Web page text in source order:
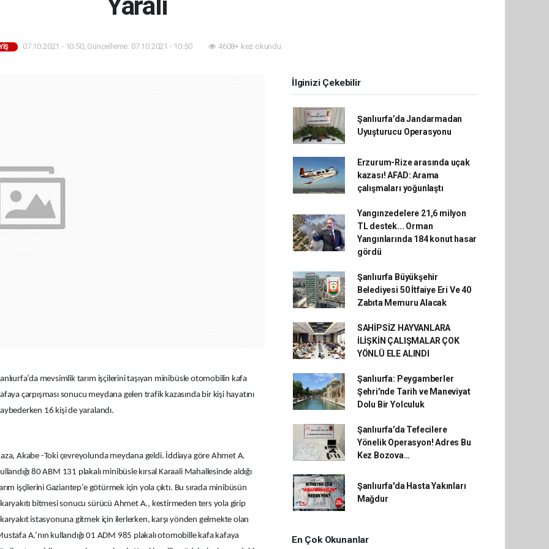
07.10.2021 - 10:50, Güncelleme: 07.10.2021 - 10:50 4608+ kez okundu.
mevsimlik tarım işçilerini taşıyan minibüsle otomobilin kafa
çarpışması sonucu meydana gelen trafik kazasında bir kişi hayatını
16 kişi de yaralandı.
Akabe -Toki çevreyolunda meydana geldi. İddiaya göre Ahmet A.
80 ABM 131 plakalı minibüsle kırsal Karaali Mahallesinde aldığı
işçilerini Gaziantep’e götürmek için yola çıktı. Bu sırada minibüsün
bitmesi sonucu sürücü Ahmet A., kestirmeden ters yola girip
istasyonuna gitmek için ilerlerken, karşı yönden gelmekte olan
A.’nın kullandığı 01 ADM 985 plakalı otomobille kafa kafaya
İlginizi Çekebilir
Şanlıurfa’da Jandarmadan
Uyuşturucu Operasyonu
Erzurum-Rize arasında uçak
kazası! AFAD: Arama
çalışmaları yoğunlaştı
Yangınzedelere 21,6 milyon
TL destek... Orman
Yangınlarında 184 konut hasar
gördü
Şanlıurfa Büyükşehir
Belediyesi 50 İtfaiye Eri Ve 40
Zabıta Memuru Alacak
SAHİPSİZ HAYVANLARA
İLİŞKİN ÇALIŞMALAR ÇOK
YÖNLÜ ELE ALINDI
Şanlıurfa: Peygamberler
Şehri'nde Tarih ve Maneviyat
Dolu Bir Yolculuk
Şanlıurfa’da Tefecilere
Yönelik Operasyon! Adres Bu
Kez Bozova…
Şanlıurfa'da Hasta Yakınları
Mağdur
En Çok Okunanlar